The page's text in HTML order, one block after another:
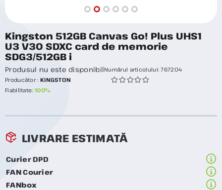
Kingston 512GB Canvas Go! Plus UHS1
U3 V30 SDXC card de memorie
SDG3/512GB i
Numărul articolului:767204
Producător : KINGSTON
Fiabilitate: 100%
Produsul nu este disponibil
LIVRARE ESTIMATĂ
Curier DPD
FAN Courier
FANbox